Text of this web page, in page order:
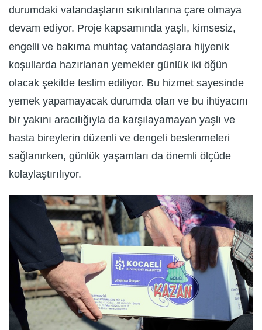
durumdaki vatandaşların sıkıntılarına çare olmaya
devam ediyor. Proje kapsamında yaşlı, kimsesiz,
engelli ve bakıma muhtaç vatandaşlara hijyenik
koşullarda hazırlanan yemekler günlük iki öğün
olacak şekilde teslim ediliyor. Bu hizmet sayesinde
yemek yapamayacak durumda olan ve bu ihtiyacını
bir yakını aracılığıyla da karşılayamayan yaşlı ve
hasta bireylerin düzenli ve dengeli beslenmeleri
sağlanırken, günlük yaşamları da önemli ölçüde
kolaylaştırılıyor.